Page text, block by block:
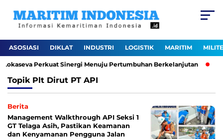
ASOSIASI DIKLAT INDUSTRI LOGISTIK MARITIM
Perkuat Sinergi Menuju Pertumbuhan Berkelanjutan
Topik Plt Dirut PT API
Berita
Management Walkthrough API Seksi 1
GT Telaga Asih, Pastikan Keamanan
dan Kenyamanan Pengguna Jalan